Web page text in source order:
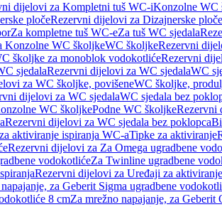
dijelovi za Kompletni tuš WC-iKonzolne WC
pločeRezervni dijelovi za Dizajnerske ploče
Za kompletne tuš WC-eZa tuš WC sjedala
Konzolne WC školjkeWC školjkeRezervni
školjke za monoblok vodokotlićeRezervni
sjedalaRezervni dijelovi za WC sjedalaWC
za WC školjke, povišeneWC školjke,
dijelovi za WC sjedalaWC sjedala bez
WC školjkePodne WC školjkeRezervni
Rezervni dijelovi za WC sjedala bez poklopca
aktiviranje ispiranja WC-aTipke za aktiviranje
Rezervni dijelovi za Za Omega ugradbene
vodokotlićeZa Twinline ugradbene
Rezervni dijelovi za Uređaji za
za Geberit Sigma ugradbene
8 cmZa mrežno napajanje, za